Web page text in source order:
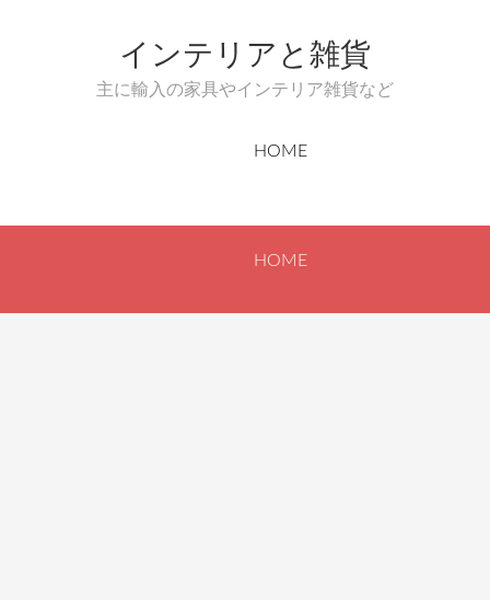
インテリアと雑貨
主に輸入の家具やインテリア雑貨など
HOME
HOME